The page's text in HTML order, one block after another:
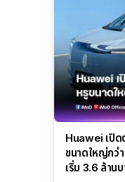
Huawei เปิ
ขนาดใหญ่กว่
เริ่ม 3.6 ล้านบ